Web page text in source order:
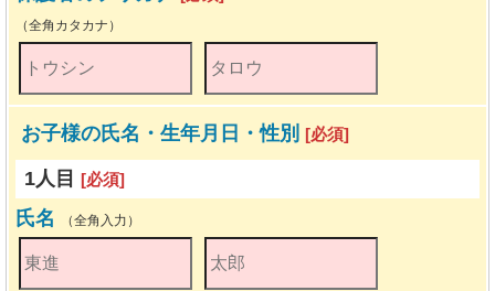
（全角カタカナ）
お子様の氏名・生年月日・性別 [必須]
1人目 [必須]
氏名 （全角入力）